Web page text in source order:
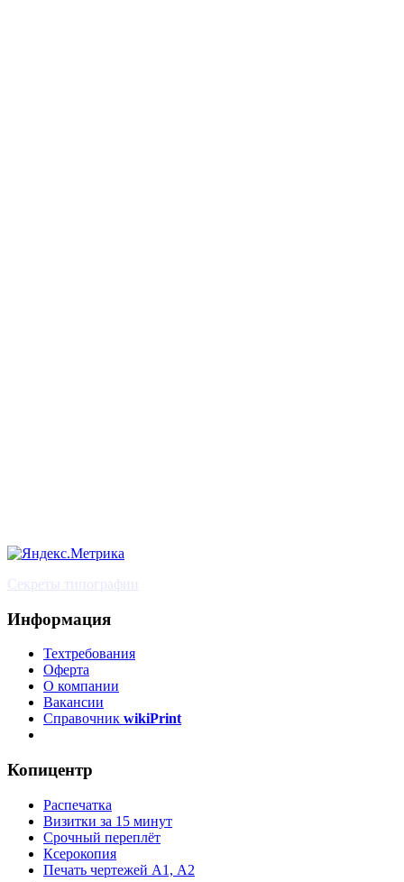
Секреты типографии
Информация
Техтребования
Оферта
О компании
Вакансии
Справочник wikiPrint
Копицентр
Распечатка
Визитки за 15 минут
Срочный переплёт
Ксерокопия
Печать чертежей А1, А2